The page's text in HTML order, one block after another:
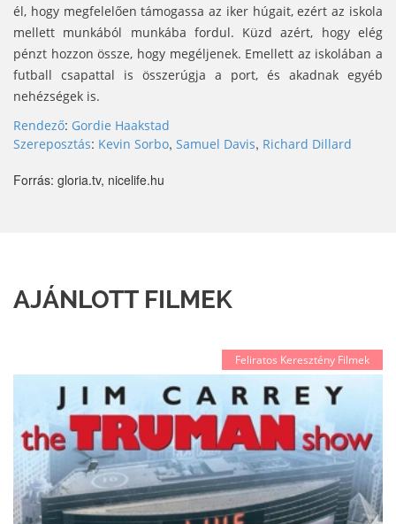
él, hogy megfelelően támogassa az iker húgait, ezért az iskola
mellett munkából munkába fordul. Küzd azért, hogy elég
pénzt hozzon össze, hogy megéljenek. Emellett az iskolában a
futball csapattal is összerúgja a port, és akadnak egyéb
nehézségek is.
Rendező: Gordie Haakstad
Szereposztás: Kevin Sorbo, Samuel Davis, Richard Dillard
Forrás: gloria.tv, nicelife.hu
AJÁNLOTT FILMEK
Feliratos Keresztény Filmek